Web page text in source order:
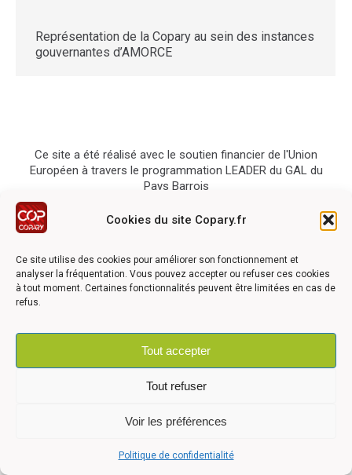
Cookies du site Copary.fr
Ce site utilise des cookies pour améliorer son fonctionnement et
analyser la fréquentation. Vous pouvez accepter ou refuser ces cookies
à tout moment. Certaines fonctionnalités peuvent être limitées en cas de
refus.
Tout accepter
Tout refuser
Voir les préférences
Politique de confidentialité
Représentation de la Copary au sein des instances
gouvernantes d’AMORCE
Ce site a été réalisé avec le soutien financier de l'Union
Européen à travers le programmation LEADER du GAL du
Pays Barrois
©2026 COPARY - Tous droits réservés - Création agence
Mentions légales-Politique de confidentialité-Déclaration
d'accessibilité